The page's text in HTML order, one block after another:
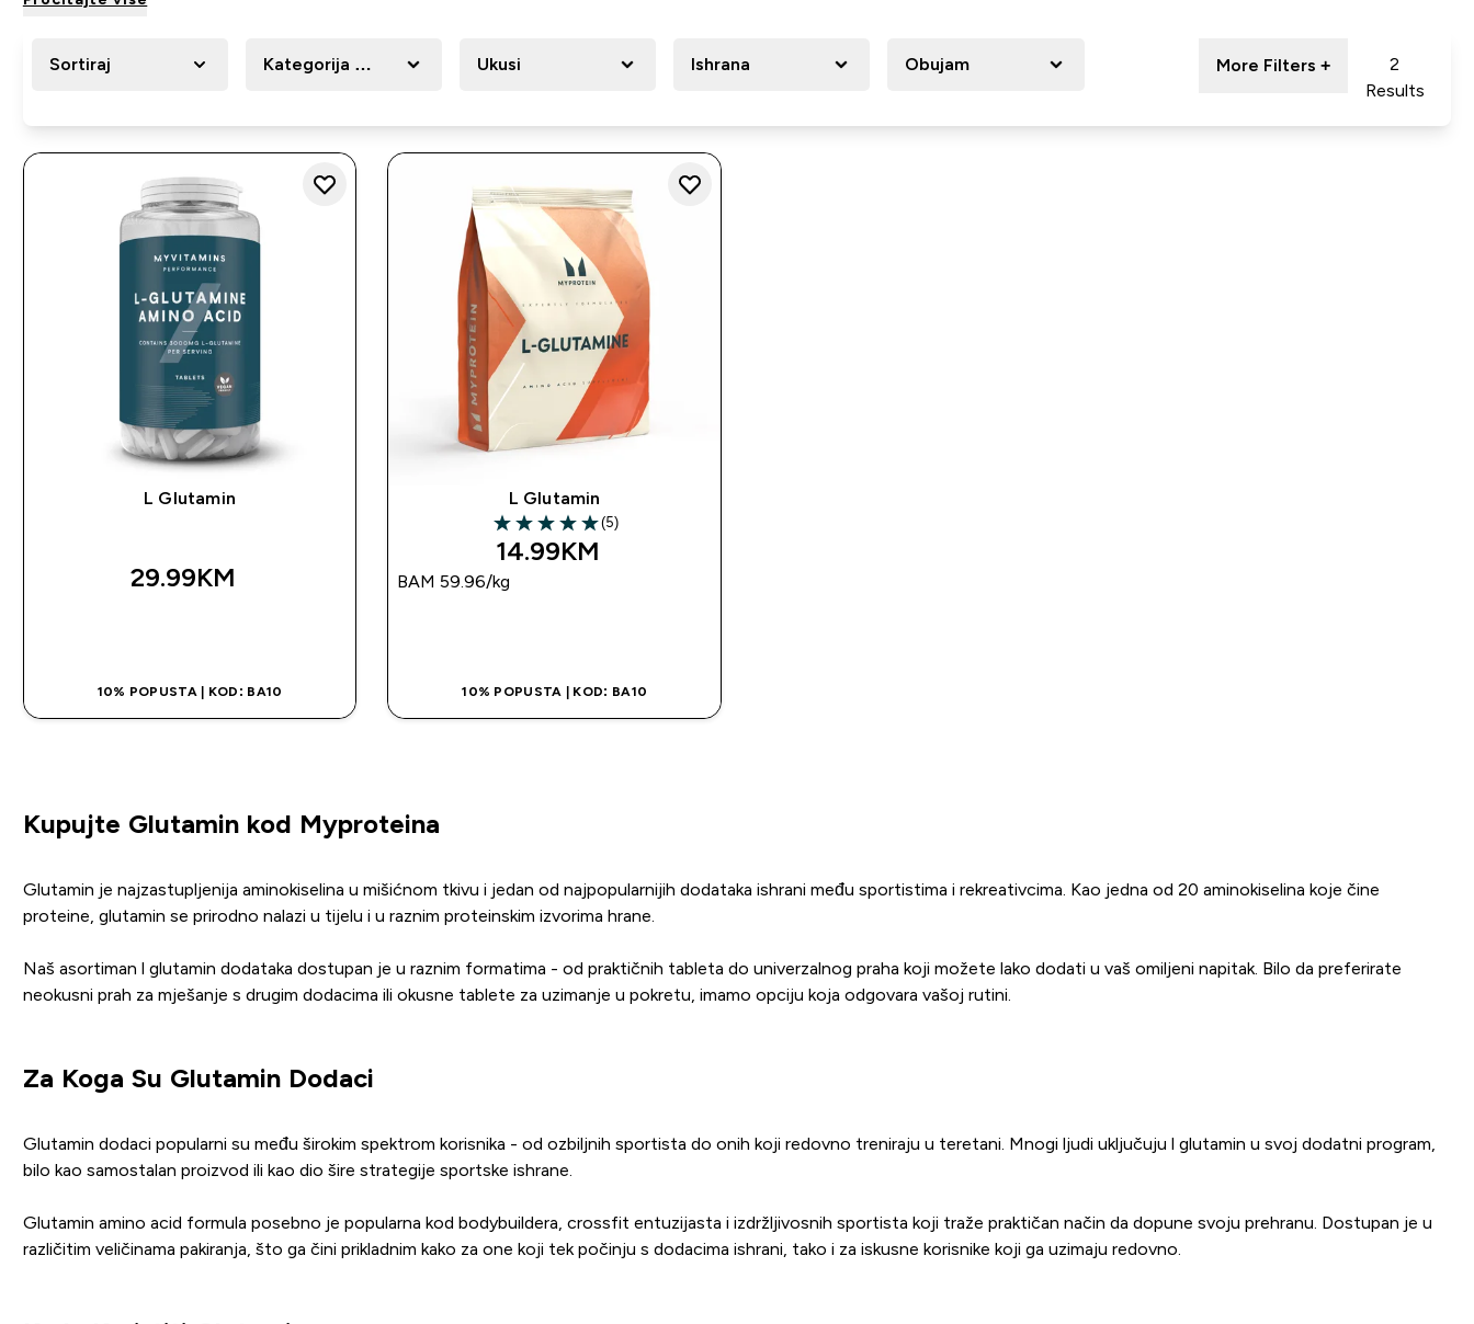
Sortiraj Kategorija Proizvoda Ukusi Ishrana Obujam More Filters +
2
Results
L Glutamin
29.99KM‎
10% POPUSTA | KOD: BA10
L Glutamin
5 out of 5 stars
(5)
14.99KM‎
BAM 59.96‎/kg
10% POPUSTA | KOD: BA10
Kupujte Glutamin kod Myproteina
Glutamin je najzastupljenija aminokiselina u mišićnom tkivu i jedan od najpopularnijih dodataka ishrani među sportistima i rekreativcima. Kao jedna od 20 aminokiselina koje čine
proteine, glutamin se prirodno nalazi u tijelu i u raznim proteinskim izvorima hrane.
Naš asortiman l glutamin dodataka dostupan je u raznim formatima - od praktičnih tableta do univerzalnog praha koji možete lako dodati u vaš omiljeni napitak. Bilo da preferirate
neokusni prah za mješanje s drugim dodacima ili okusne tablete za uzimanje u pokretu, imamo opciju koja odgovara vašoj rutini.
Za Koga Su Glutamin Dodaci
Glutamin dodaci popularni su među širokim spektrom korisnika - od ozbiljnih sportista do onih koji redovno treniraju u teretani. Mnogi ljudi uključuju l glutamin u svoj dodatni program,
bilo kao samostalan proizvod ili kao dio šire strategije sportske ishrane.
Glutamin amino acid formula posebno je popularna kod bodybuildera, crossfit entuzijasta i izdržljivosnih sportista koji traže praktičan način da dopune svoju prehranu. Dostupan je u
različitim veličinama pakiranja, što ga čini prikladnim kako za one koji tek počinju s dodacima ishrani, tako i za iskusne korisnike koji ga uzimaju redovno.